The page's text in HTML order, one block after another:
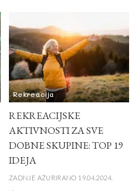
Rekreacija
REKREACIJSKE
AKTIVNOSTI ZA SVE
DOBNE SKUPINE: TOP 19
IDEJA
ZADNJE AŽURIRANO 19.04.2024.